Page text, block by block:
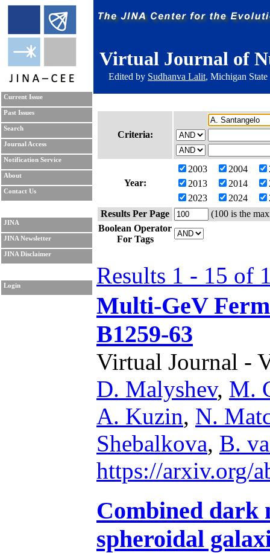
Virtual Journal of
Edited by Sudhanva Lalit, Michigan
Current Issue
Past Issues
Search
Journal Access
Notification Service
About
Contact Us
JINA
JINA Newsletter
JINA Disclaimer
Login
Criteria:
Year:
2003 2004
2013
2014
2023
2024
Results Per Page
(100 is the
Boolean Operator
For Tags
Results 1 - 15 of
Multi-GeV
B1259-63
Virtual Journal -
D. Malyshev, M.
A. Kuzin, N.
Shebalkova, B.
https://arxiv.org/
Combined dark
spheroidal